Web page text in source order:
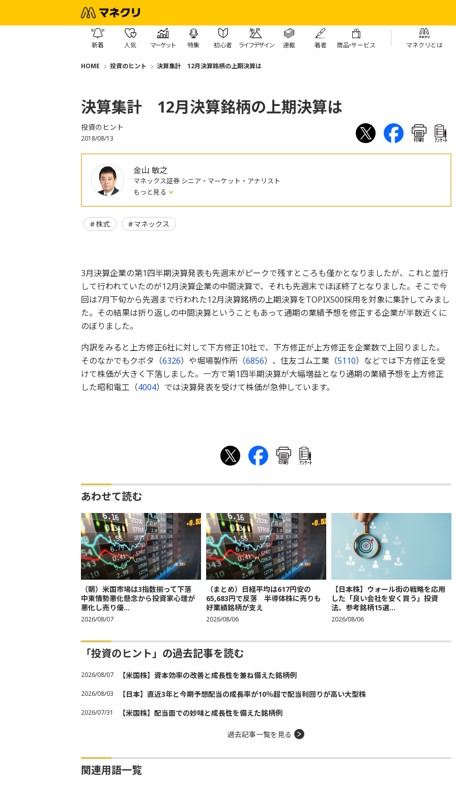
新着 人気 マーケット 特集 初心者 ライフデザイン 連載 著者 商品・サービス マネクリとは
HOME 投資のヒント 決算集計 12月決算銘柄の上期決算は
決算集計 12月決算銘柄の上期決算は
投資のヒント
2018/08/13 印刷 ｱﾝｹｰﾄ
金山 敏之
マネックス証券 シニア・マーケット・アナリスト
もっと見る
株式 マネックス
3月決算企業の第1四半期決算発表も先週末がピークで残すところも僅かとなりましたが、これと並行
して行われていたのが12月決算企業の中間決算で、それも先週末でほぼ終了となりました。そこで今
回は7月下旬から先週まで行われた12月決算銘柄の上期決算をTOPIX500採用を対象に集計してみまし
た。その結果は折り返しの中間決算ということもあって通期の業績予想を修正する企業が半数近くに
のぼりました。
内訳をみると上方修正6社に対して下方修正10社で、下方修正が上方修正を企業数で上回りました。
そのなかでもクボタ（6326）や堀場製作所（6856）、住友ゴム工業（5110）などでは下方修正を受
けて株価が大きく下落しました。一方で第1四半期決算が大幅増益となり通期の業績予想を上方修正
した昭和電工（4004）では決算発表を受けて株価が急伸しています。
印刷 ｱﾝｹｰﾄ
あわせて読む
（朝）米国市場は3指数揃って下落
中東情勢悪化懸念から投資家心理が
悪化し売り優...
2026/08/07
（まとめ）日経平均は617円安の
65,683円で反落 半導体株に売りも
好業績銘柄が支え
2026/08/06
【日本株】ウォール街の戦略を応用
した「良い会社を安く買う」投資
法、参考銘柄15選...
2026/08/06
「投資のヒント」の過去記事を読む
2026/08/07 【米国株】資本効率の改善と成長性を兼ね備えた銘柄例
2026/08/03 【日本】直近3年と今期予想配当の成長率が10％超で配当利回りが高い大型株
2026/07/31 【米国株】配当面での妙味と成長性を備えた銘柄例
過去記事一覧を見る
関連用語一覧